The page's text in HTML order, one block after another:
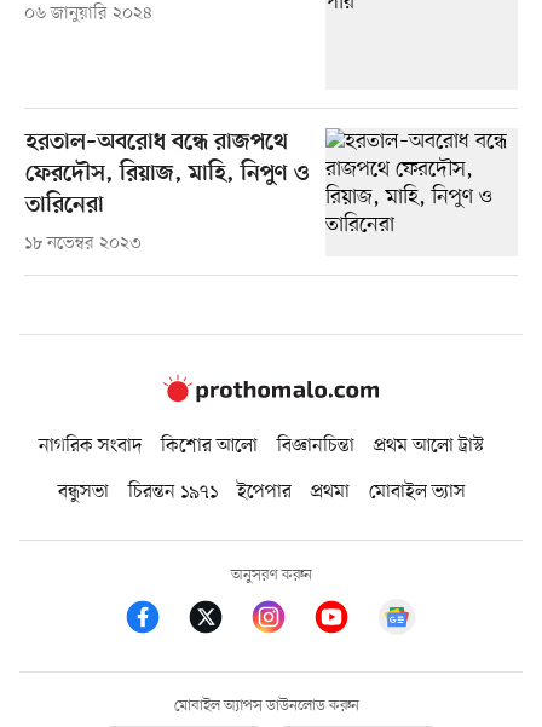
০৬ জানুয়ারি ২০২৪
হরতাল–অবরোধ বন্ধে রাজপথে
ফেরদৌস, রিয়াজ, মাহি, নিপুণ ও
তারিনেরা
১৮ নভেম্বর ২০২৩
নাগরিক সংবাদ কিশোর আলো বিজ্ঞানচিন্তা
প্রথম আলো ট্রাস্ট
বন্ধুসভা
চিরন্তন ১৯৭১ ইপেপার প্রথমা মোবাইল ভ্যাস
অনুসরণ করুন
মোবাইল অ্যাপস ডাউনলোড করুন